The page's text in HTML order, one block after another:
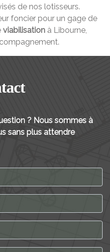
de nos lotisseurs.
foncier pour un gage de
viabilisation à Libourne,
? Nous sommes à
sans plus attendre